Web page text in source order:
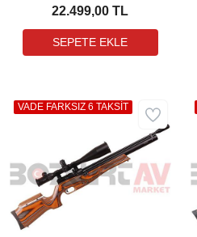
22.499,00 TL
VADE FARKSIZ 6 TAKSİT